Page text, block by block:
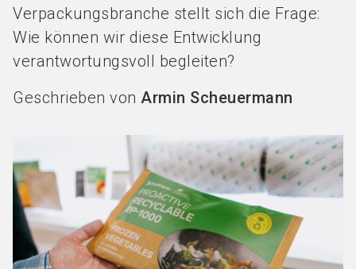
Verpackungsbranche stellt sich die Frage:
Wie können wir diese Entwicklung
verantwortungsvoll begleiten?
Geschrieben von Armin Scheuermann